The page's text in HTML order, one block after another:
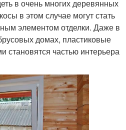
в очень многих деревянных
в этом случае могут стать
элементом отделки. Даже в
домах, пластиковые
становятся частью интерьера